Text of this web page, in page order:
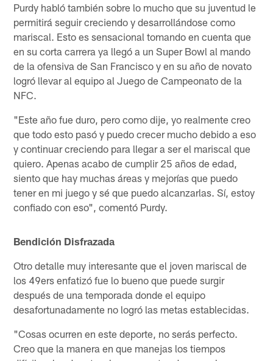
Purdy habló también sobre lo mucho que su juventud le
permitirá seguir creciendo y desarrollándose como
mariscal. Esto es sensacional tomando en cuenta que
en su corta carrera ya llegó a un Super Bowl al mando
de la ofensiva de San Francisco y en su año de novato
logró llevar al equipo al Juego de Campeonato de la
NFC.
"Este año fue duro, pero como dije, yo realmente creo
que todo esto pasó y puedo crecer mucho debido a eso
y continuar creciendo para llegar a ser el mariscal que
quiero. Apenas acabo de cumplir 25 años de edad,
siento que hay muchas áreas y mejorías que puedo
tener en mi juego y sé que puedo alcanzarlas. Sí, estoy
confiado con eso", comentó Purdy.
Bendición Disfrazada
Otro detalle muy interesante que el joven mariscal de
los 49ers enfatizó fue lo bueno que puede surgir
después de una temporada donde el equipo
desafortunadamente no logró las metas establecidas.
"Cosas ocurren en este deporte, no serás perfecto.
Creo que la manera en que manejas los tiempos